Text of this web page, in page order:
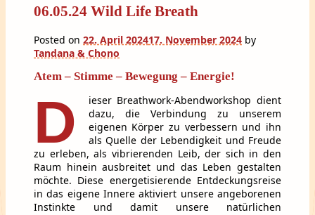
06.05.24 Wild Life Breath
Posted on 22. April 202417. November 2024 by
Tandana & Chono
Atem – Stimme – Bewegung – Energie!
D
ieser Breathwork-Abendworkshop dient
dazu, die Verbindung zu unserem
eigenen Körper zu verbessern und ihn
als Quelle der Lebendigkeit und Freude
zu erleben, als vibrierenden Leib, der sich in den
Raum hinein ausbreitet und das Leben gestalten
möchte. Diese energetisierende Entdeckungsreise
in das eigene Innere aktiviert unsere angeborenen
Instinkte und damit unsere natürlichen